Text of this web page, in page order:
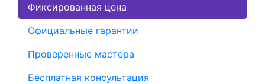
Фиксированная цена
Официальные гарантии
Проверенные мастера
Бесплатная консультация